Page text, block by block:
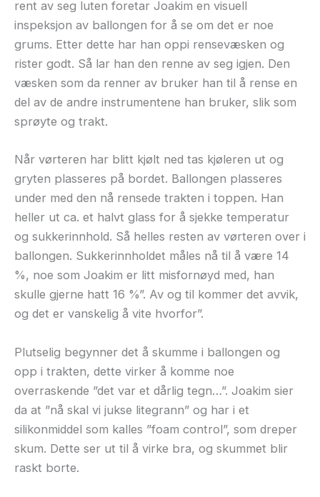
rent av seg luten foretar Joakim en visuell
inspeksjon av ballongen for å se om det er noe
grums. Etter dette har han oppi rensevæsken og
rister godt. Så lar han den renne av seg igjen. Den
væsken som da renner av bruker han til å rense en
del av de andre instrumentene han bruker, slik som
sprøyte og trakt.
Når vørteren har blitt kjølt ned tas kjøleren ut og
gryten plasseres på bordet. Ballongen plasseres
under med den nå rensede trakten i toppen. Han
heller ut ca. et halvt glass for å sjekke temperatur
og sukkerinnhold. Så helles resten av vørteren over i
ballongen. Sukkerinnholdet måles nå til å være 14
%, noe som Joakim er litt misfornøyd med, han
skulle gjerne hatt 16 %”. Av og til kommer det avvik,
og det er vanskelig å vite hvorfor”.
Plutselig begynner det å skumme i ballongen og
opp i trakten, dette virker å komme noe
overraskende ”det var et dårlig tegn…”. Joakim sier
da at ”nå skal vi jukse litegrann” og har i et
silikonmiddel som kalles ”foam control”, som dreper
skum. Dette ser ut til å virke bra, og skummet blir
raskt borte.